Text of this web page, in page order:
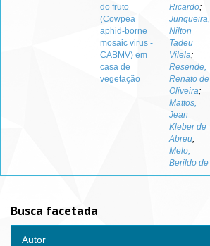
do fruto
(Cowpea
aphid-borne
mosaic virus -
CABMV) em
casa de
vegetação
Ricardo;
Junqueira,
Nilton
Tadeu
Vilela;
Resende,
Renato de
Oliveira;
Mattos,
Jean
Kleber de
Abreu;
Melo,
Berildo de
Busca facetada
Autor